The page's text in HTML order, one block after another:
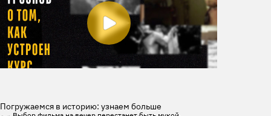
Погружаемся в историю: узнаем больше